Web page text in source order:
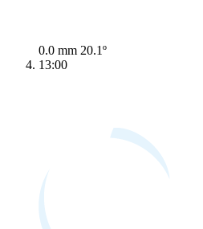
0.0 mm 20.1º
13:00